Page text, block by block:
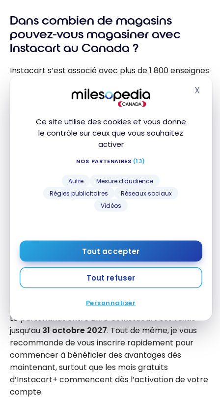
Ce site utilise des cookies et vous donne
le contrôle sur ceux que vous souhaitez
activer
NOS PARTENAIRES (13)
Autre
Mesure d'audience
Régies publicitaires
Réseaux sociaux
Vidéos
Tout accepter
Tout refuser
Personnaliser
X
astuces pour
économiser en
entrepôt
Dans combien de magasins
pouvez-vous magasiner avec
Instacart au Canada ?
Instacart s’est associé avec plus de 1 800 enseignes
l’Amérique du Nord, offrant l’accès à près de
100 000 magasins. Au Canada, vous pouvez
magasiner chez des détaillants populaires comme :
Loblaws et ses bannières
Sobeys et ses affiliés
(IGA, Foodland, etc.)
(dans certaines régions)
Détaillants spécialiséslocaux et régionaux
(Dollarama, Sephora,Walmart
LUSH, Michaels, Tigre Géant, etc.)
Le partenariat entre BMO et Instacart est valide
jusqu’au 31 octobre 2027. Tout de même, je vous
recommande de vous inscrire rapidement pour
commencer à bénéficier des avantages dès
maintenant, surtout que les mois gratuits
d’Instacart+ commencent dès l’activation de votre
compte.